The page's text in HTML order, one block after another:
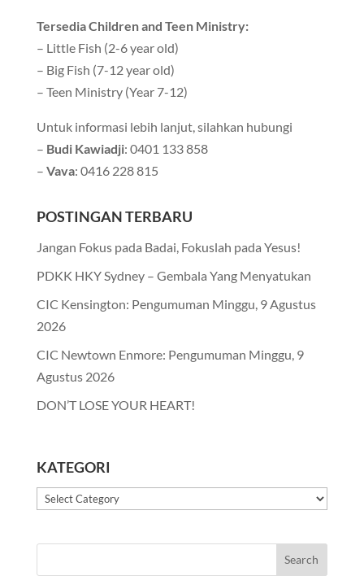
Tersedia Children and Teen Ministry:
– Little Fish (2-6 year old)
– Big Fish (7-12 year old)
– Teen Ministry (Year 7-12)
Untuk informasi lebih lanjut, silahkan hubungi
– Budi Kawiadji: 0401 133 858
– Vava: 0416 228 815
POSTINGAN TERBARU
Jangan Fokus pada Badai, Fokuslah pada Yesus!
PDKK HKY Sydney – Gembala Yang Menyatukan
CIC Kensington: Pengumuman Minggu, 9 Agustus
2026
CIC Newtown Enmore: Pengumuman Minggu, 9
Agustus 2026
DON’T LOSE YOUR HEART!
KATEGORI
Kategori